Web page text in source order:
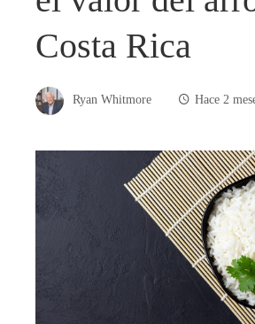
Costa Rica
Ryan Whitmore Hace 2